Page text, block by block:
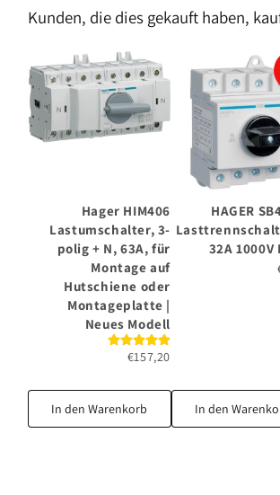
Kunden, die dies gekauft haben,
Hager HIM406
Lastumschalter, 3-
polig + N, 63A, für
Montage auf
Hutschiene oder
Montageplatte |
Neues Modell
€157,20
In den Warenkorb
HAGER
32A 1000V
In den